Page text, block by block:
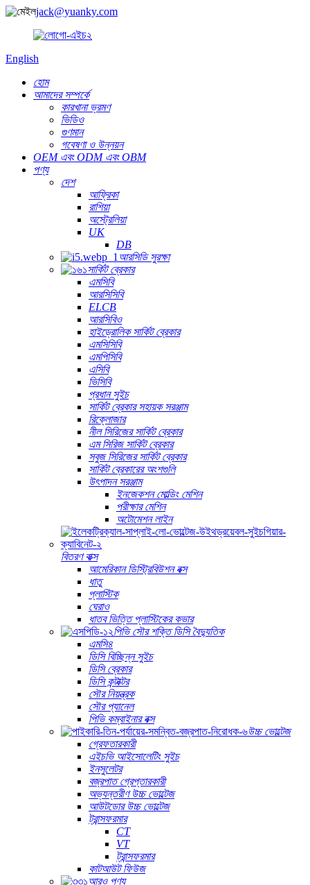
jack@yuanky.com
English
হোম
আমাদের সম্পর্কে
কারখানা ভ্রমণ
ভিডিও
গুণমান
গবেষণা ও উন্নয়ন
OEM এবং ODM এবং OBM
পণ্য
দেশ
আফ্রিকা
রাশিয়া
অস্ট্রেলিয়া
UK
DB
আরসিডি সুরক্ষা
সার্কিট ব্রেকার
এমসিবি
আরসিসিবি
ELCB
আরসিবিও
হাইড্রোলিক সার্কিট ব্রেকার
এমসিসিবি
এমপিসিবি
এসিবি
ভিসিবি
প্রধান সুইচ
সার্কিট ব্রেকার সহায়ক সরঞ্জাম
রিক্লোজার
নীল সিরিজের সার্কিট ব্রেকার
এম সিরিজ সার্কিট ব্রেকার
সবুজ সিরিজের সার্কিট ব্রেকার
সার্কিট ব্রেকারের অংশগুলি
উৎপাদন সরঞ্জাম
ইনজেকশন মোল্ডিং মেশিন
পরীক্ষার মেশিন
অটোমেশন লাইন
বিতরণ বাক্স
আমেরিকান ডিস্ট্রিবিউশন বক্স
ধাতু
প্লাস্টিক
ঘেরাও
ধাতব ভিত্তি প্লাস্টিকের কভার
পিভি সৌর শক্তি ডিসি বৈদ্যুতিক
এমসি৪
ডিসি বিচ্ছিন্ন সুইচ
ডিসি ব্রেকার
ডিসি কন্টাক্টর
সৌর নিয়ন্ত্রক
সৌর প্যানেল
পিভি কম্বাইনার বক্স
উচ্চ ভোল্টেজ
গ্রেফতারকারী
এইচভি আইসোলেটিং সুইচ
ইনসুলেটর
বজ্রপাত গ্রেপ্তারকারী
অভ্যন্তরীণ উচ্চ ভোল্টেজ
আউটডোর উচ্চ ভোল্টেজ
ট্রান্সফরমার
CT
VT
ট্রান্সফরমার
কাটআউট ফিউজ
আরও পণ্য